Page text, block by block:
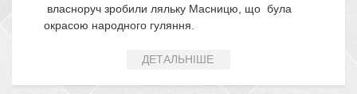
власноруч зробили ляльку Масницю, що була
окрасою народного гуляння.
ДЕТАЛЬНІШЕ